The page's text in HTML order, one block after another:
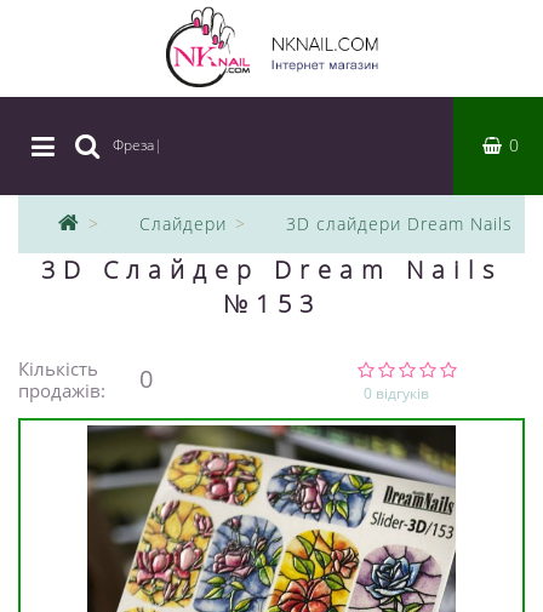
Фреза| 0
Слайдери 3D слайдери Dream Nails
3D Слайдер Dream Nails
№153
Кількість
продажів:
0 0 відгуків